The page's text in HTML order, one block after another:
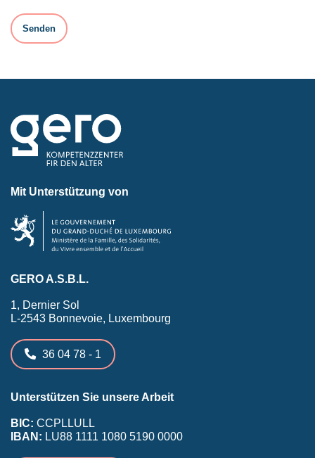
Mit Unterstützung von
GERO A.S.B.L.
1, Dernier Sol
L-2543 Bonnevoie, Luxembourg
36 04 78 - 1
Unterstützen Sie unsere Arbeit
BIC: CCPLLULL
IBAN: LU88 1111 1080 5190 0000